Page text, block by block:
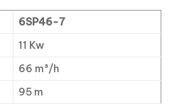
6SP46-7
11 Kw
66 m³/h
95 m